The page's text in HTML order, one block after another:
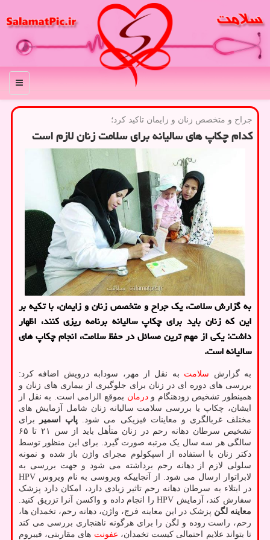
منو
جراح و متخصص زنان و زایمان تاكید كرد؛
کدام چکاپ های سالیانه برای سلامت زنان لازم است
به گزارش سلامت، یک جراح و متخصص زنان و زایمان، با تکیه بر
این که زنان باید برای چکاپ سالیانه برنامه ریزی کنند، اظهار
داشت: یکی از مهم ترین مسائل در حفظ سلامت، انجام چکاپ های
سالیانه است.
به گزارش سلامت به نقل از مهر، سودابه درویش اضافه کرد:
بررسی های دوره ای در زنان برای جلوگیری از بیماری های زنان و
همینطور تشخیص زودهنگام ودرمان بموقع الزامی است. به نقل از
ایشان، چکاپ یا بررسی سلامت سالیانه زنان شامل آزمایش های
مختلف غربالگری و معاینات فیزیکی می شود. پاپ اسمیر
برای
تشخیص سرطان دهانه رحم در زنان متأهل باید از سن ۲۱ تا ۶۵
سالگی هر سه سال یک مرتبه صورت گیرد. برای این منظور توسط
دکتر زنان با استفاده از اسپکولوم مجرای واژن باز شده و نمونه
سلولی لازم از دهانه رحم برداشته می شود و جهت بررسی به
لابراتوار ارسال می شود. از آنجاییکه ویروسی به نام ویروس HPV
در ابتلاء به سرطان دهانه رحم تاثیر زیادی دارد، امکان دارد پزشک
سفارش کند، آزمایش HPV را انجام داده و واکسن آنرا تزریق کنید.
معاینه لگن پزشک در این معاینه فرج، واژن، دهانه رحم، تخمدان ها،
رحم، راست روده و لگن را برای هرگونه ناهنجاری بررسی می کند
تا بتواند علایم احتمالی کیست تخمدان، عفونت های مقاربتی، فیبروم